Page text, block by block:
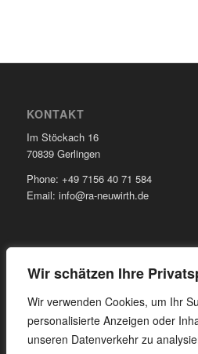
Wir schätzen Ihre
Wir verwenden Cookies, um Ihr
personalisierte Anzeigen oder
unseren Datenverkehr zu
KONTAKT
Im Stöckach 16
70839 Gerlingen
Phone: +49 7156 40 71 584
Email: info@ra-neuwirth.de
Impressum
Datenschutz